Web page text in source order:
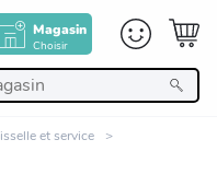
Magasin
Choisir
et service